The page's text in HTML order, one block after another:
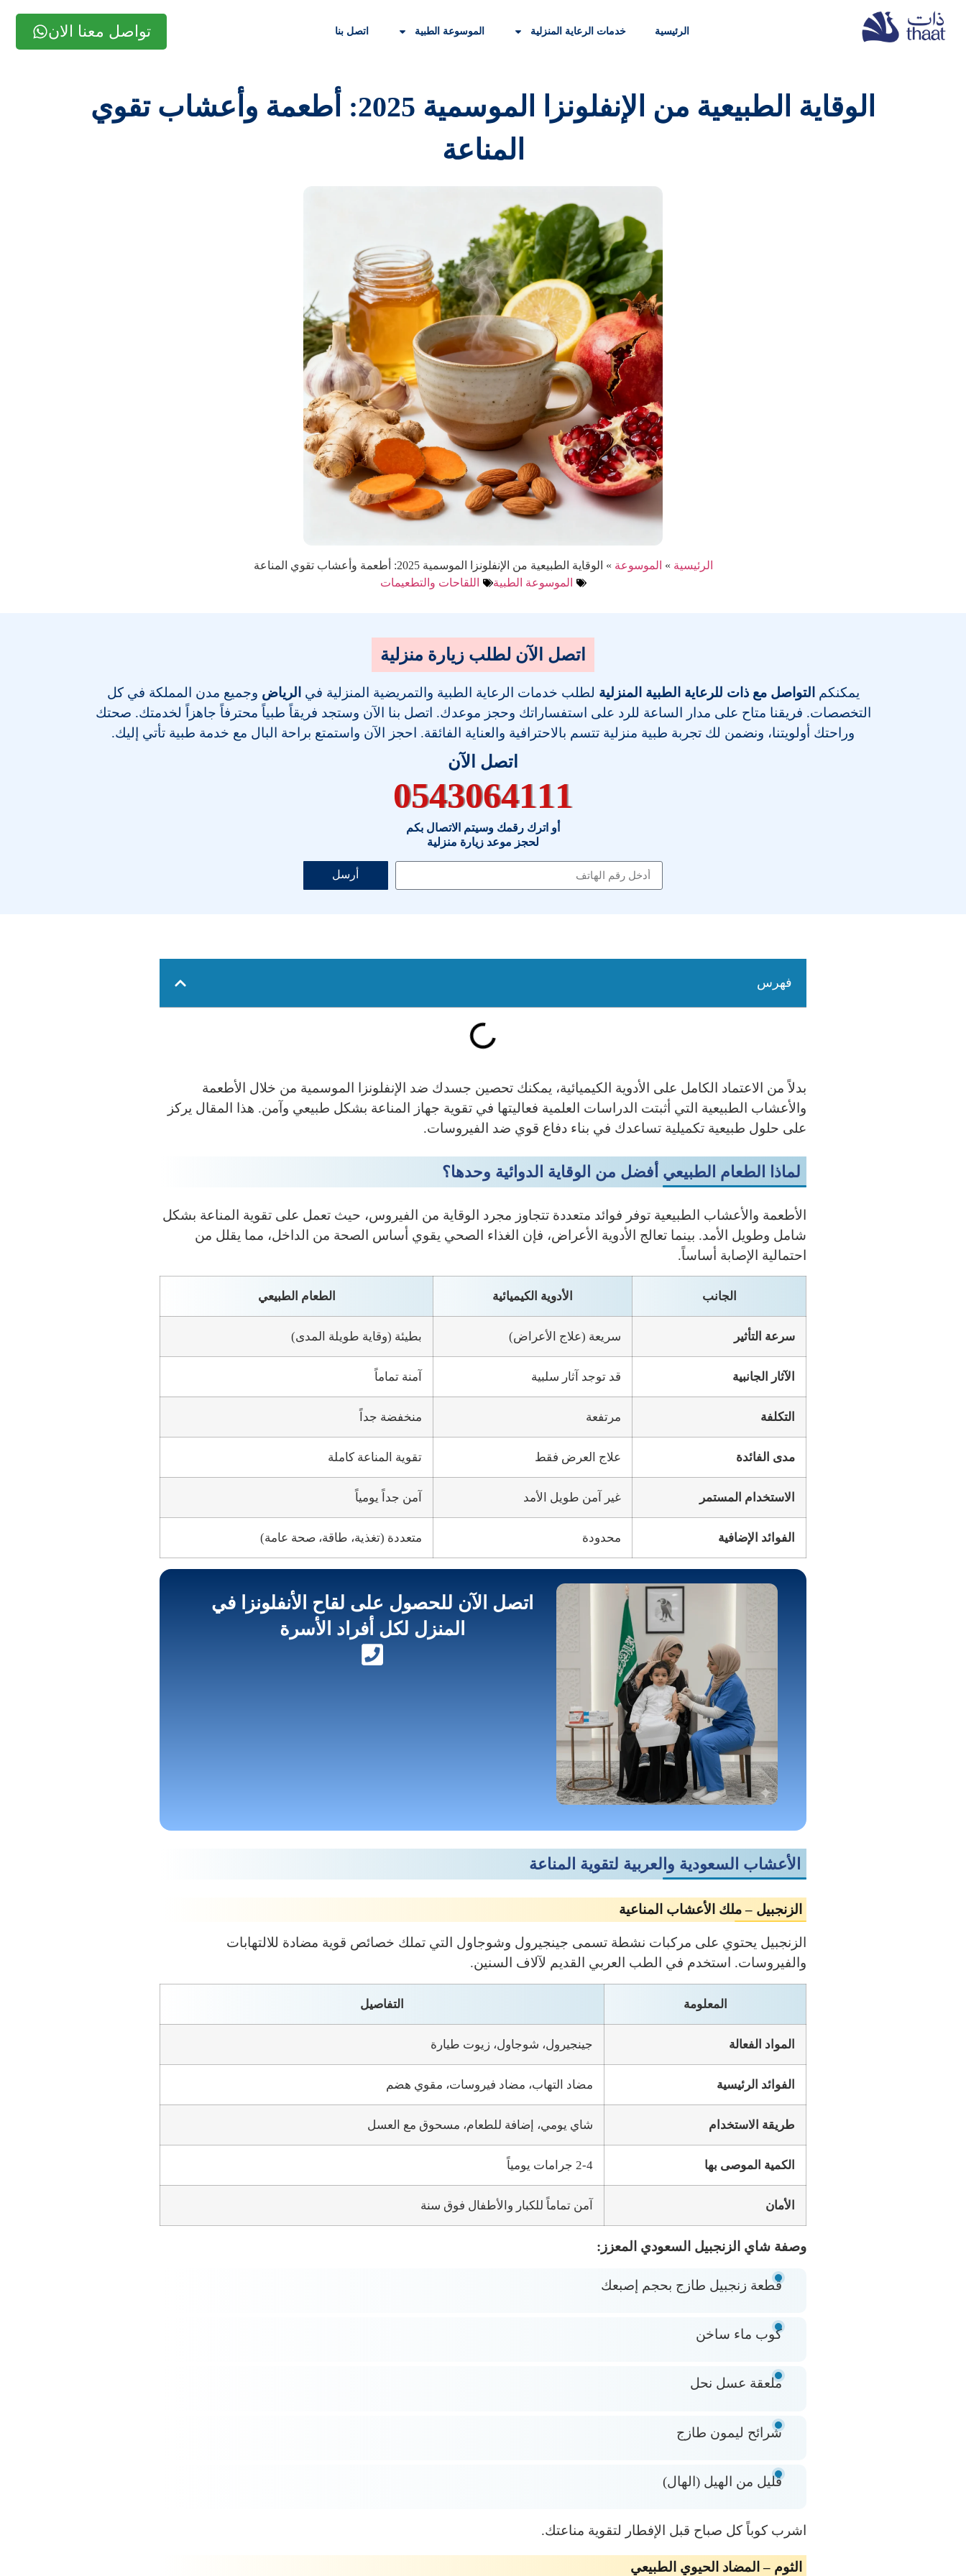
الرئيسية خدمات الرعاية المنزلية الموسوعة الطبية اتصل بنا تواصل معنا الان
الوقاية الطبيعية من الإنفلونزا الموسمية 2025: أطعمة وأعشاب تقوي
المناعة
الرئيسية » الموسوعة » الوقاية الطبيعية من الإنفلونزا الموسمية 2025: أطعمة وأعشاب تقوي المناعة
الموسوعة الطبية
اللقاحات والتطعيمات
اتصل الآن لطلب زيارة منزلية
يمكنكم التواصل مع ذات للرعاية الطبية المنزلية لطلب خدمات الرعاية الطبية والتمريضية المنزلية في الرياض وجميع مدن المملكة في كل
التخصصات. فريقنا متاح على مدار الساعة للرد على استفساراتك وحجز موعدك. اتصل بنا الآن وستجد فريقاً طبياً محترفاً جاهزاً لخدمتك. صحتك
وراحتك أولويتنا، ونضمن لك تجربة طبية منزلية تتسم بالاحترافية والعناية الفائقة. احجز الآن واستمتع براحة البال مع خدمة طبية تأتي إليك.
اتصل الآن
0543064111
أو اترك رقمك وسيتم الاتصال بكم
لحجز موعد زيارة منزلية
أرسل
فهرس
بدلاً من الاعتماد الكامل على الأدوية الكيميائية، يمكنك تحصين جسدك ضد الإنفلونزا الموسمية من خلال الأطعمة
والأعشاب الطبيعية التي أثبتت الدراسات العلمية فعاليتها في تقوية جهاز المناعة بشكل طبيعي وآمن. هذا المقال يركز
على حلول طبيعية تكميلية تساعدك في بناء دفاع قوي ضد الفيروسات.
لماذا الطعام الطبيعي أفضل من الوقاية الدوائية وحدها؟
الأطعمة والأعشاب الطبيعية توفر فوائد متعددة تتجاوز مجرد الوقاية من الفيروس، حيث تعمل على تقوية المناعة بشكل
شامل وطويل الأمد. بينما تعالج الأدوية الأعراض، فإن الغذاء الصحي يقوي أساس الصحة من الداخل، مما يقلل من
احتمالية الإصابة أساساً.
الجانب الأدوية الكيميائية الطعام الطبيعي
سرعة التأثير سريعة (علاج الأعراض) بطيئة (وقاية طويلة المدى)
الآثار الجانبية قد توجد آثار سلبية آمنة تماماً
التكلفة مرتفعة منخفضة جداً
مدى الفائدة علاج العرض فقط تقوية المناعة كاملة
الاستخدام المستمر غير آمن طويل الأمد آمن جداً يومياً
الفوائد الإضافية محدودة متعددة (تغذية، طاقة، صحة عامة)
اتصل الآن للحصول على لقاح الأنفلونزا في
المنزل لكل أفراد الأسرة
الأعشاب السعودية والعربية لتقوية المناعة
الزنجبيل – ملك الأعشاب المناعية
الزنجبيل يحتوي على مركبات نشطة تسمى جينجيرول وشوجاول التي تملك خصائص قوية مضادة للالتهابات
والفيروسات. استخدم في الطب العربي القديم لآلاف السنين.
المعلومة التفاصيل
المواد الفعالة جينجيرول، شوجاول، زيوت طيارة
الفوائد الرئيسية مضاد التهاب، مضاد فيروسات، مقوي هضم
طريقة الاستخدام شاي يومي، إضافة للطعام، مسحوق مع العسل
الكمية الموصى بها 2-4 جرامات يومياً
الأمان آمن تماماً للكبار والأطفال فوق سنة
وصفة شاي الزنجبيل السعودي المعزز:
قطعة زنجبيل طازج بحجم إصبعك
كوب ماء ساخن
ملعقة عسل نحل
شرائح ليمون طازج
قليل من الهيل (الهال)
اشرب كوباً كل صباح قبل الإفطار لتقوية مناعتك.
الثوم – المضاد الحيوي الطبيعي